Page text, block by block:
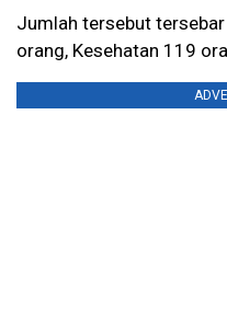
Jumlah tersebut
orang, Kesehatan 119